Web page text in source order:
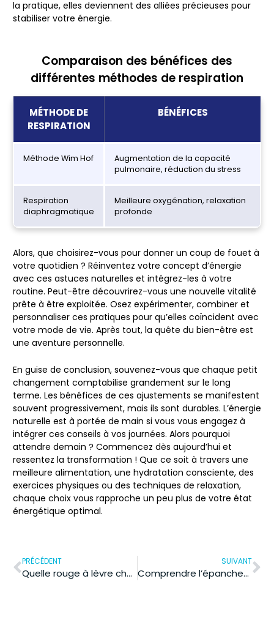
la pratique, elles deviennent des alliées précieuses pour
stabiliser votre énergie.
Comparaison des bénéfices des
différentes méthodes de respiration
MÉTHODE DE
RESPIRATION
BÉNÉFICES
Méthode Wim Hof
Augmentation de la capacité
pulmonaire, réduction du stress
Respiration
diaphragmatique
Meilleure oxygénation, relaxation
profonde
Alors, que choisirez-vous pour donner un coup de fouet à
votre quotidien ? Réinventez votre concept d’énergie
avec ces astuces naturelles et intégrez-les à votre
routine. Peut-être découvrirez-vous une nouvelle vitalité
prête à être exploitée. Osez expérimenter, combiner et
personnaliser ces pratiques pour qu’elles coïncident avec
votre mode de vie. Après tout, la quête du bien-être est
une aventure personnelle.
En guise de conclusion, souvenez-vous que chaque petit
changement comptabilise grandement sur le long
terme. Les bénéfices de ces ajustements se manifestent
souvent progressivement, mais ils sont durables. L’énergie
naturelle est à portée de main si vous vous engagez à
intégrer ces conseils à vos journées. Alors pourquoi
attendre demain ? Commencez dès aujourd’hui et
ressentez la transformation ! Que ce soit à travers une
meilleure alimentation, une hydratation consciente, des
exercices physiques ou des techniques de relaxation,
chaque choix vous rapproche un peu plus de votre état
énergétique optimal.
PRÉCÉDENT
Quelle rouge à lèvre choisir pour des lèvres saines et éclatantes : conseils experts
SUIVANT
Comprendre l’épanchement articulaire pour soulager vos douleurs efficacement